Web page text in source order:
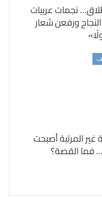
نجمات عربيات
ورفعن شعار
غير المرتبة أصبحت
فما القصة؟